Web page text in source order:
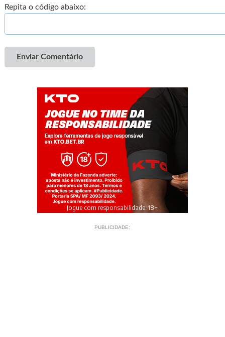
Repita o código abaixo:
Enviar Comentário
Jogue com responsabilidade. 18+
PUBLICIDADE: